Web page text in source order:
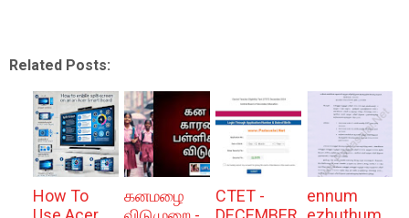
Related Posts:
How To
கனமழை
CTET -
ennum